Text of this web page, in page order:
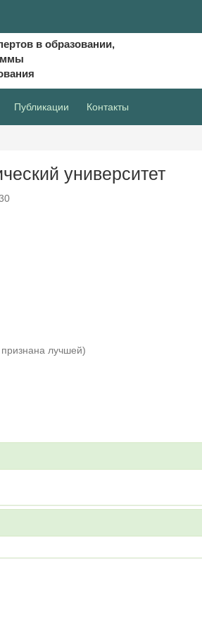
в образовании,
Публикации Контакты
университет
лучшей)